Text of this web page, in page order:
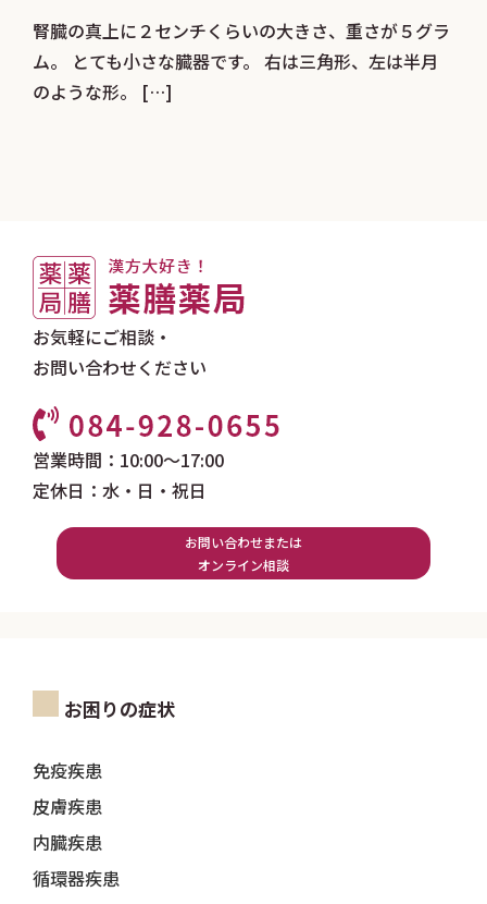
腎臓の真上に２センチくらいの大きさ、重さが５グラ
ム。 とても小さな臓器です。 右は三角形、左は半月
のような形。 […]
お気軽にご相談・
お問い合わせください
営業時間：10:00～17:00
定休日：水・日・祝日
お問い合わせまたは
オンライン相談
お困りの症状
免疫疾患
皮膚疾患
内臓疾患
循環器疾患